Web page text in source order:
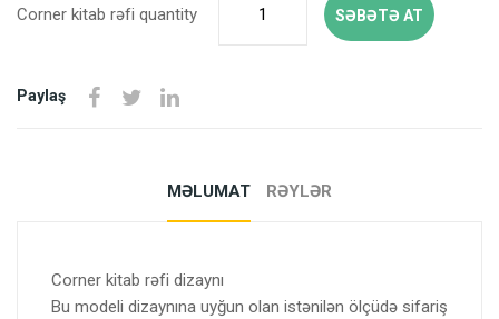
Corner kitab rəfi quantity SƏBƏTƏ AT
Paylaş
MƏLUMAT RƏYLƏR
Corner kitab rəfi dizaynı
Bu modeli dizaynına uyğun olan istənilən ölçüdə sifariş